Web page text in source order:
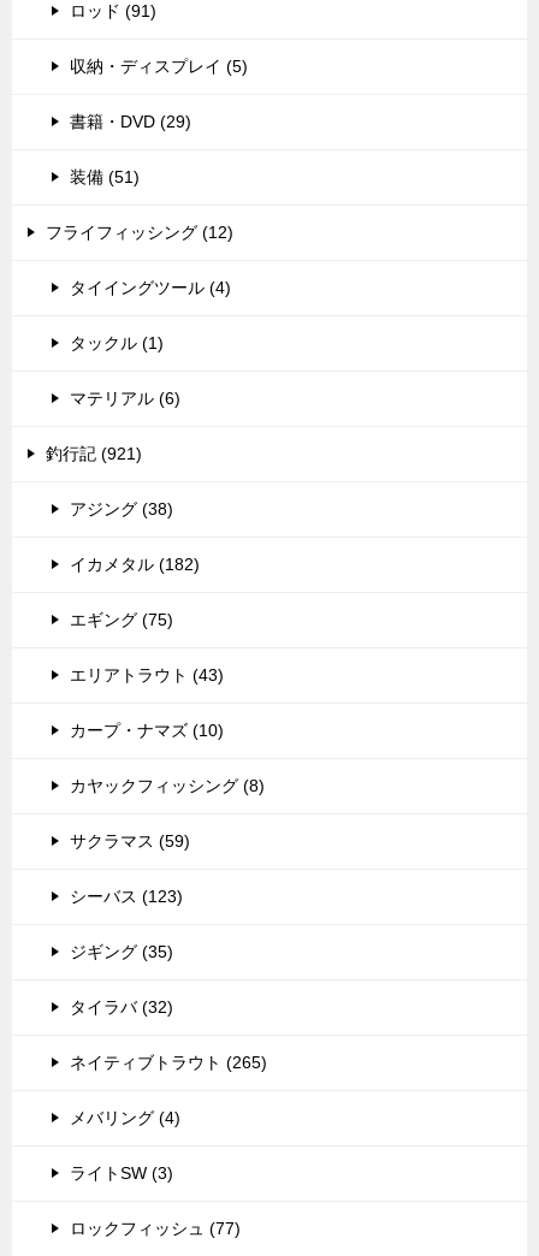
ロッド (91)
収納・ディスプレイ (5)
書籍・DVD (29)
装備 (51)
フライフィッシング (12)
タイイングツール (4)
タックル (1)
マテリアル (6)
釣行記 (921)
アジング (38)
イカメタル (182)
エギング (75)
エリアトラウト (43)
カープ・ナマズ (10)
カヤックフィッシング (8)
サクラマス (59)
シーバス (123)
ジギング (35)
タイラバ (32)
ネイティブトラウト (265)
メバリング (4)
ライトSW (3)
ロックフィッシュ (77)